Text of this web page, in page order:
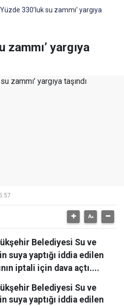
330’luk su zammı’ yargıya
zammı’ yargıya
Belediyesi Su ve
suya yaptığı iddia edilen
iptali için dava açtı....
Belediyesi Su ve
suya yaptığı iddia edilen